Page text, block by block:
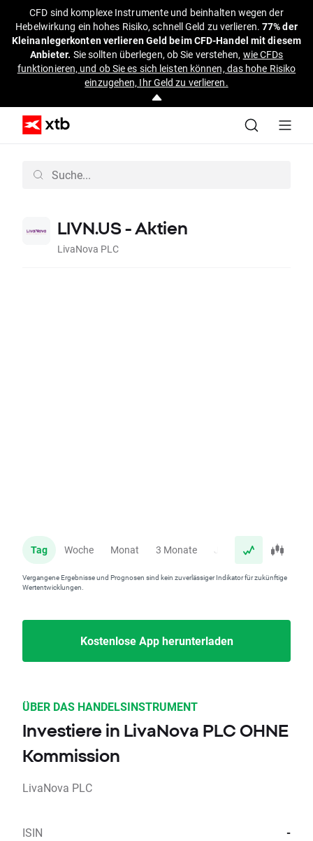
CFD sind komplexe Instrumente und beinhalten wegen der
Hebelwirkung ein hohes Risiko, schnell Geld zu verlieren.77% der
Kleinanlegerkonten verlieren Geld beim CFD-Handel mit diesem
Anbieter. Sie sollten überlegen, ob Sie verstehen, wie CFDs
funktionieren, und ob Sie es sich leisten können, das hohe Risiko
einzugehen, Ihr Geld zu verlieren.
LIVN.US - Aktien
LivaNova PLC
Tag Woche Monat 3 Monate Jahr
Vergangene Ergebnisse und Prognosen sind kein zuverlässiger Indikator für zukünftige
Wertentwicklungen.
Kostenlose App herunterladen
ÜBER DAS HANDELSINSTRUMENT
Investiere in LivaNova PLC OHNE
Kommission
LivaNova PLC
ISIN -